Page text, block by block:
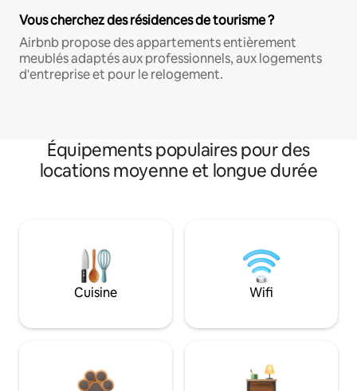
Vous cherchez des résidences de tourisme ?
Airbnb propose des appartements entièrement
meublés adaptés aux professionnels, aux logements
d'entreprise et pour le relogement.
Équipements populaires pour des
locations moyenne et longue durée
Cuisine Wifi